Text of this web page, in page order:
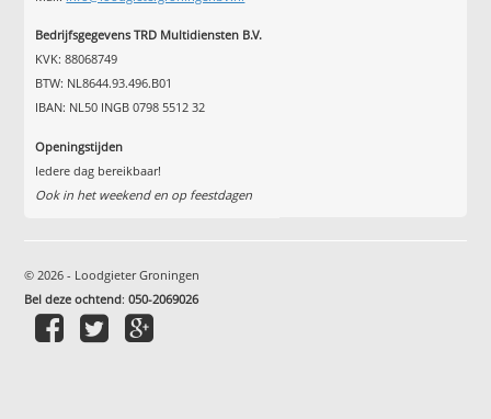
Bedrijfsgegevens TRD Multidiensten B.V.
KVK: 88068749
BTW: NL8644.93.496.B01
IBAN: NL50 INGB 0798 5512 32
Openingstijden
Iedere dag bereikbaar!
Ook in het weekend en op feestdagen
© 2026 - Loodgieter Groningen
Bel deze ochtend:050-2069026